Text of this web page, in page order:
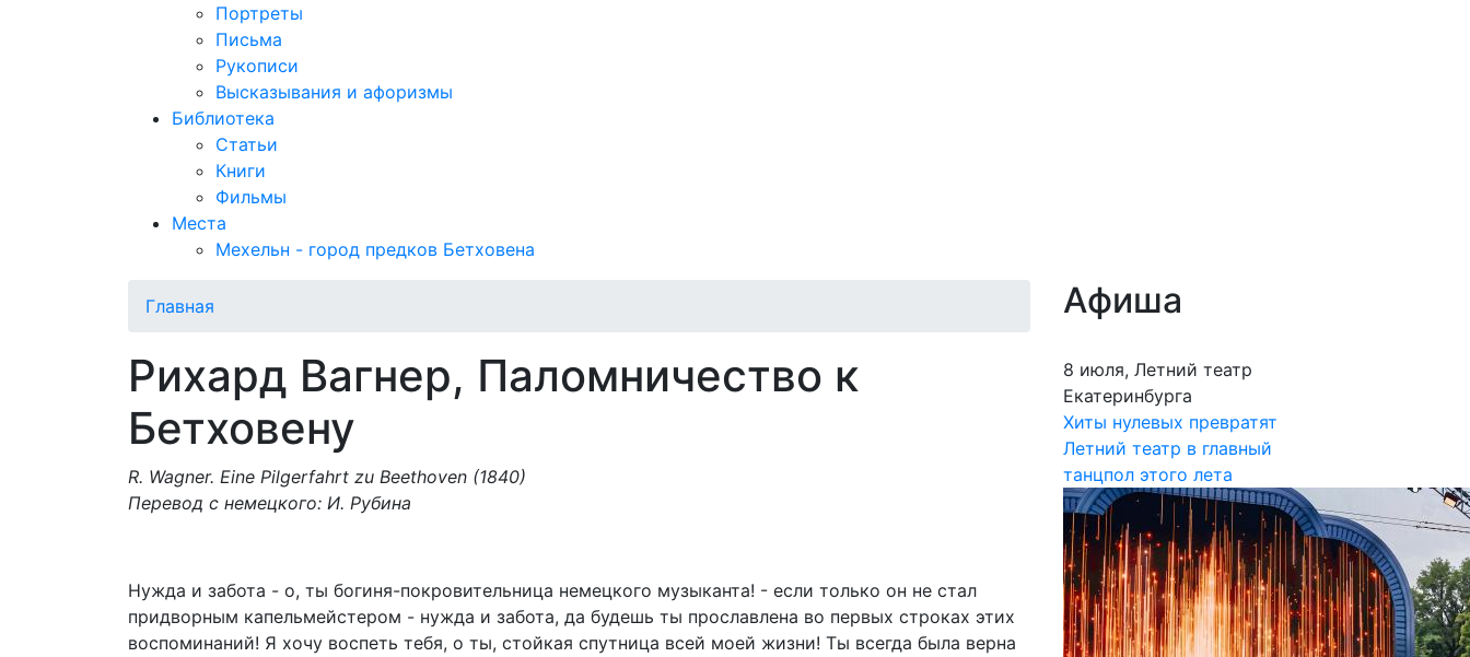
Портреты
Письма
Рукописи
Высказывания и афоризмы
Библиотека
Статьи
Книги
Фильмы
Места
Мехельн - город предков Бетховена
Главная
Рихард Вагнер, Паломничество к
Бетховену
R. Wagner. Eine Pilgerfahrt zu Beethoven (1840)
Перевод с немецкого: И. Рубина
Нужда и забота - о, ты богиня-покровительница немецкого музыканта! - если только он не стал
придворным капельмейстером - нужда и забота, да будешь ты прославлена во первых строках этих
воспоминаний! Я хочу воспеть тебя, о ты, стойкая спутница всей моей жизни! Ты всегда была верна
Афиша
8 июля, Летний театр
Екатеринбурга
Хиты нулевых превратят
Летний театр в главный
танцпол этого лета